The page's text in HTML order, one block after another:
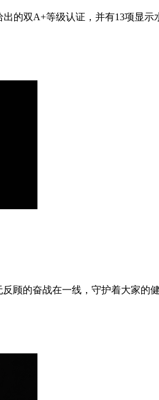
的双A+等级认证，并有13项显示
顾的奋战在一线，守护着大家